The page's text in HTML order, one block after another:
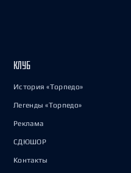
КЛУБ
История «Торпедо»
Легенды «Торпедо»
Реклама
СДЮШОР
Контакты